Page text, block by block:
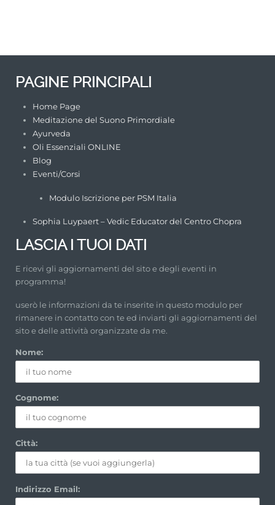
PAGINE PRINCIPALI
Home Page
Meditazione del Suono Primordiale
Ayurveda
Oli Essenziali ONLINE
Blog
Eventi/Corsi
Modulo Iscrizione per PSM Italia
Sophia Luypaert – Vedic Educator del Centro Chopra
LASCIA I TUOI DATI
E ricevi gli aggiornamenti del sito e degli eventi in
programma!
userò le informazioni da te inserite in questo modulo per
rimanere in contatto con te ed inviarti gli aggiornamenti del
sito e delle attività organizzate da me.
Nome:
Cognome:
Città:
Indirizzo Email: